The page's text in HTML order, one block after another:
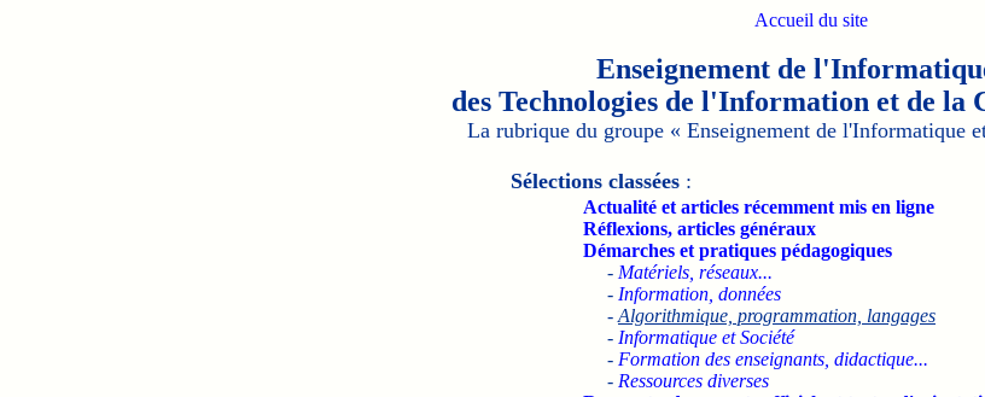
Accueil du site
Enseignement de
des Technologies de l'Information et de la
La rubrique du groupe « Enseignement de l'Informatique
Sélections classées :
Actualité et articles récemment mis en ligne
Réflexions, articles généraux
Démarches et pratiques pédagogiques
- Matériels, réseaux...
- Information, données
- Algorithmique, programmation, langages
- Informatique et Société
- Formation des enseignants, didactique...
- Ressources diverses